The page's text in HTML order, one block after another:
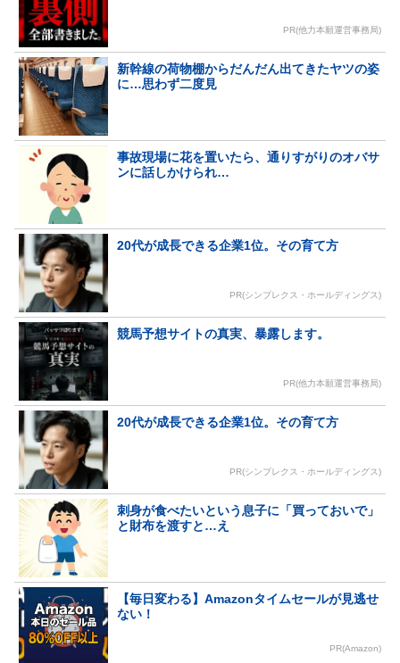
PR(他力本願運営事務局)
新幹線の荷物棚からだんだん出てきたヤツの姿
に…思わず二度見
事故現場に花を置いたら、通りすがりのオバサ
ンに話しかけられ…
20代が成長できる企業1位。その育て方
PR(シンプレクス・ホールディングス)
競馬予想サイトの真実、暴露します。
PR(他力本願運営事務局)
20代が成長できる企業1位。その育て方
PR(シンプレクス・ホールディングス)
刺身が食べたいという息子に「買っておいで」
と財布を渡すと…え
【毎日変わる】Amazonタイムセールが見逃せ
ない！
PR(Amazon)